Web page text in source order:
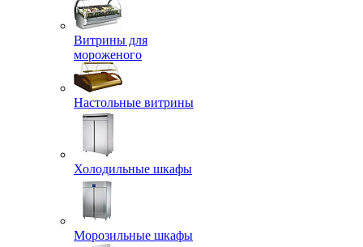
Витрины для
мороженого
Настольные витрины
Холодильные шкафы
Морозильные шкафы